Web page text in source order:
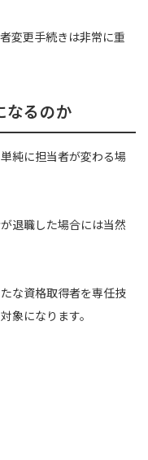
変更手続きは非常に重
なるのか
純に担当者が変わる場
退職した場合には当然
な資格取得者を専任技
象になります。